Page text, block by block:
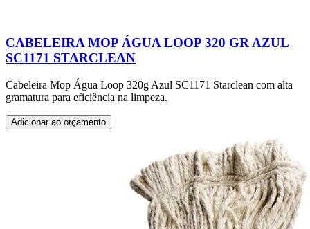
CABELEIRA MOP ÁGUA LOOP 320 GR AZUL
SC1171 STARCLEAN
Cabeleira Mop Água Loop 320g Azul SC1171 Starclean com alta
gramatura para eficiência na limpeza.
Adicionar ao orçamento